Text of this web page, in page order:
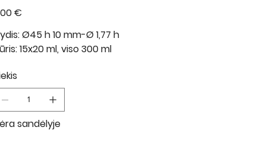
€
Ø45 h 10 mm-Ø 1,77 h
15x20 ml, viso 300 ml
sandėlyje